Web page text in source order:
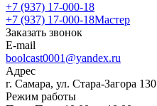
+7 (937) 17-000-18
+7 (937) 17-000-18Мастер
Заказать звонок
E-mail
boolcast0001@yandex.ru
Адрес
г. Самара, ул. Стара-Загора 130
Режим работы